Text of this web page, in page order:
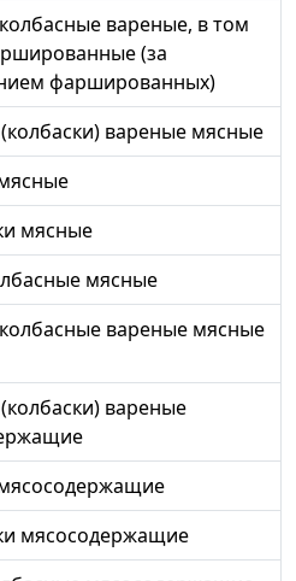
вареные, в том
(за
фаршированных)
вареные мясные
мясные
мясные
вареные мясные
вареные
мясосодержащие